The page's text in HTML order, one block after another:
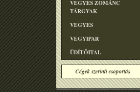
VEGYES ZOMÁNC
TÁRGYAK
VEGYES
VEGYIPAR
ÜDÍTÕITAL
Cégek szerinti csoportás